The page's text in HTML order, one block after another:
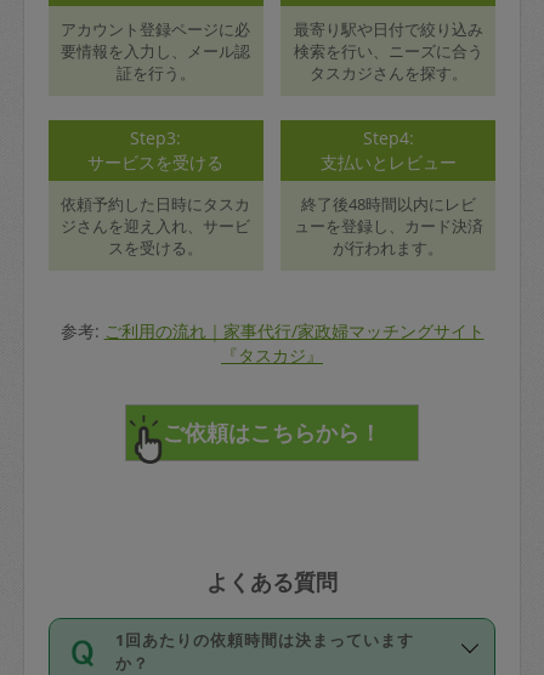
アカウント登録ページに必
要情報を入力し、メール認
証を行う。
最寄り駅や日付で絞り込み
検索を行い、ニーズに合う
タスカジさんを探す。
Step3:
サービスを受ける
依頼予約した日時にタスカ
ジさんを迎え入れ、サービ
スを受ける。
Step4:
支払いとレビュー
終了後48時間以内にレビ
ューを登録し、カード決済
が行われます。
参考: ご利用の流れ｜家事代行/家政婦マッチングサイト
『タスカジ』
よくある質問
1回あたりの依頼時間は決まっています
か？